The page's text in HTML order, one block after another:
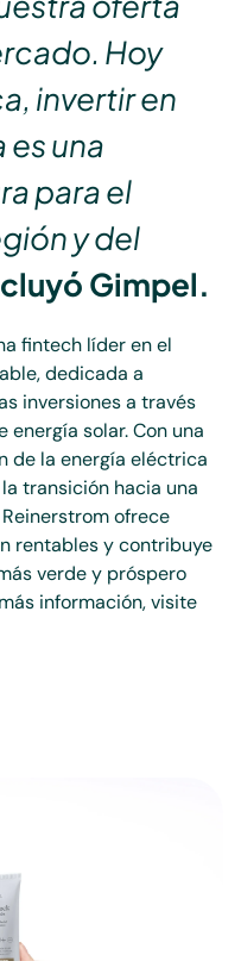
Hoy
invertir en
es una
para el
y del
Gimpel.
fintech líder en el
dedicada a
inversiones a través
energía solar. Con una
de la energía eléctrica
transición hacia una
ofrece
rentables y contribuye
verde y próspero
información, visite